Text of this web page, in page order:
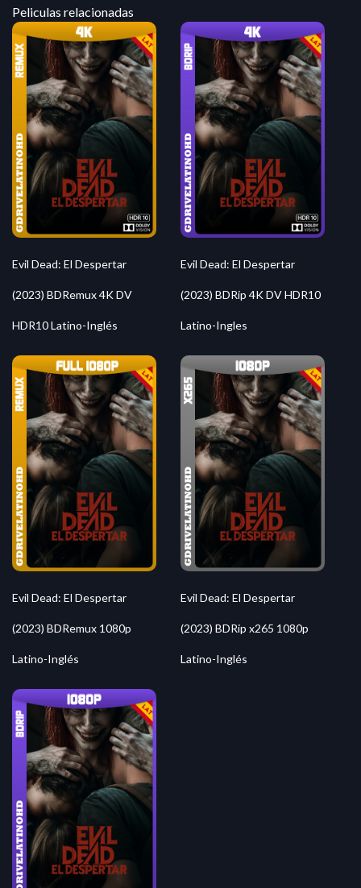
Peliculas relacionadas
Evil Dead: El Despertar
(2023) BDRemux 4K DV
HDR10 Latino-Inglés
Evil Dead: El Despertar
(2023) BDRip 4K DV HDR10
Latino-Ingles
Evil Dead: El Despertar
(2023) BDRemux 1080p
Latino-Inglés
Evil Dead: El Despertar
(2023) BDRip x265 1080p
Latino-Inglés